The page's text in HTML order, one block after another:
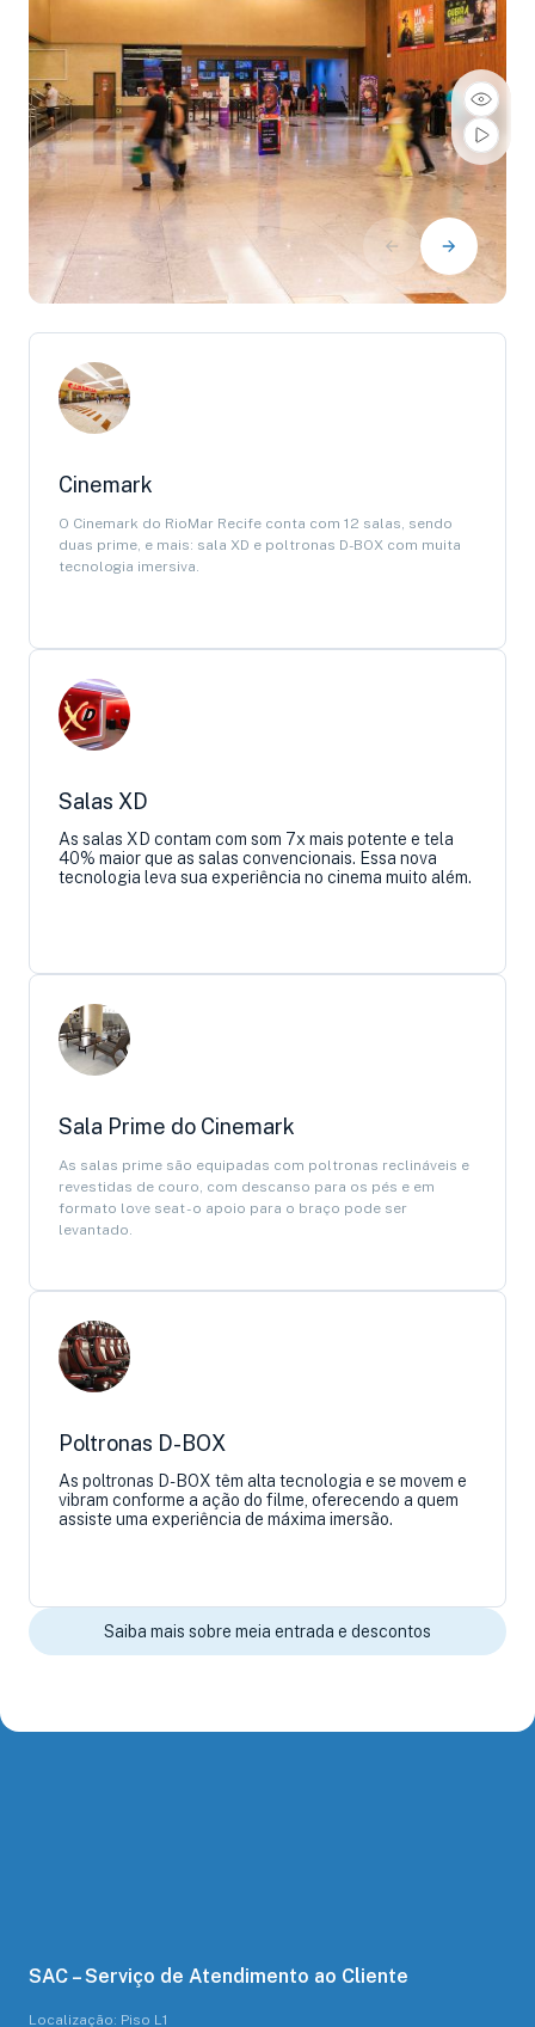
Cinemark
O Cinemark do RioMar Recife conta com 12 salas, sendo
duas prime, e mais: sala XD e poltronas D-BOX com muita
tecnologia imersiva.
Salas XD
As salas XD contam com som 7x mais potente e tela
40% maior que as salas convencionais. Essa nova
tecnologia leva sua experiência no cinema muito além.
Sala Prime do Cinemark
As salas prime são equipadas com poltronas reclináveis e
revestidas de couro, com descanso para os pés e em
formato love seat - o apoio para o braço pode ser
levantado.
Poltronas D-BOX
As poltronas D-BOX têm alta tecnologia e se movem e
vibram conforme a ação do filme, oferecendo a quem
assiste uma experiência de máxima imersão.
Saiba mais sobre meia entrada e descontos
SAC – Serviço de Atendimento ao Cliente
Localização: Piso L1